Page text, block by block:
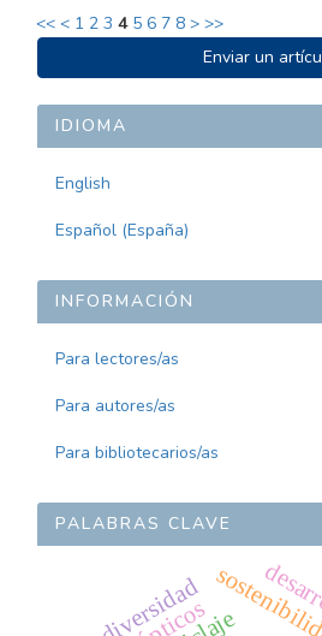
<< < 1 2 3 4 5 6 7 8 > >>
ENVIAR
UN
ARTÍCULO
Enviar un
IDIOMA
English
Español (España)
INFORMACIÓN
Para lectores/as
Para autores/as
Para bibliotecarios/as
PALABRAS CLAVE
diversidad